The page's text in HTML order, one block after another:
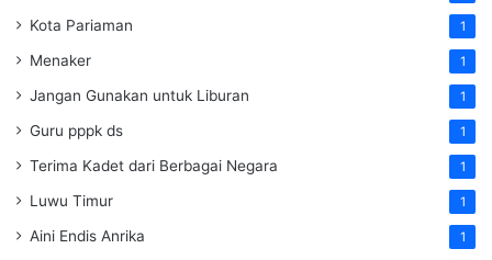
Kota Pariaman 1
Menaker 1
Jangan Gunakan untuk Liburan 1
Guru pppk ds 1
Terima Kadet dari Berbagai Negara 1
Luwu Timur 1
Aini Endis Anrika 1